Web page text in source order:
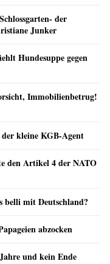
der
Junker
Hundesuppe gegen
Immobilienbetrug!
kleine KGB-Agent
den Artikel 4 der NATO
belli mit Deutschland?
abzocken
und kein Ende